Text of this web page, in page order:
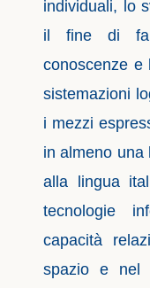
individuali, lo
il fine di
conoscenze
sistemazioni
i mezzi
in almeno una
alla lingua
tecnologie
capacità
spazio e nel